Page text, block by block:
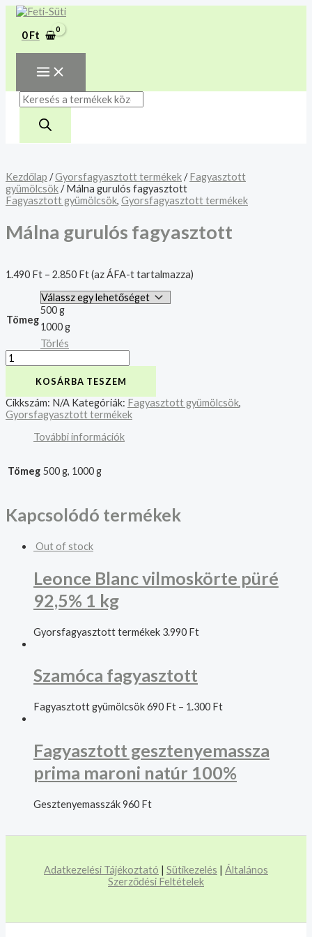
Skip
content
0Ft
MAIN
MENU
Products
search
Kezdőlap /Gyorsfagyasztott termékek/Fagyasztott
gyümölcsök/ Málna gurulós fagyasztott
Fagyasztott gyümölcsök, Gyorsfagyasztott termékek
Málna gurulós fagyasztott
1.490 Ft – 2.850 Ft(az ÁFA-t tartalmazza)
Tömeg
500 g
1000 g
Törlés
Málna
gurulós
fagyasztott
mennyiség
KOSÁRBA TESZEM
Cikkszám: N/A Kategóriák: Fagyasztott gyümölcsök,
Gyorsfagyasztott termékek
További információk
Tömeg 500 g, 1000 g
Kapcsolódó termékek
Out of stock
Leonce Blanc vilmoskörte püré
92,5% 1 kg
Gyorsfagyasztott termékek 3.990 Ft
Szamóca fagyasztott
Fagyasztott gyümölcsök690 Ft – 1.300 Ft
Fagyasztott gesztenyemassza
prima maroni natúr 100%
Gesztenyemasszák960 Ft
Adatkezelési Tájékoztató | Sütikezelés | Általános
Szerződési Feltételek
A mélyhűtött termékeket
csakis saját felelősségre
adjuk át futárszolgálatnak,
tekintettel a feloldási időre.